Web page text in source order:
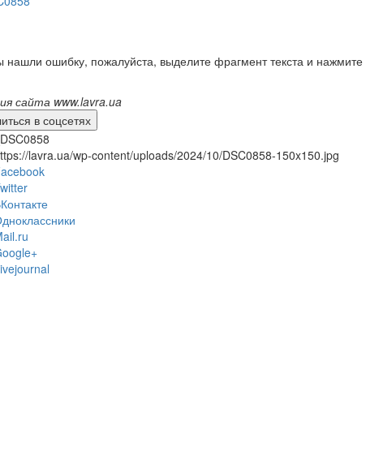
нашли ошибку, пожалуйста, выделите фрагмент текста и нажмите
сайта www.lavra.ua
в соцсетях
_DSC0858
lavra.ua/wp-content/uploads/2024/10/DSC0858-150x150.jpg